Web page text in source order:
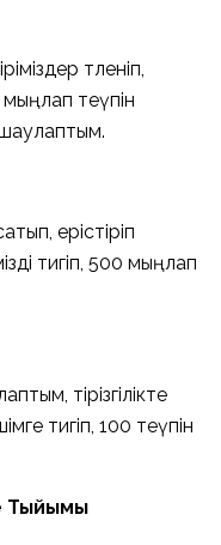
төленіп,
мыңлап теүпін
шаулаптым.
ерістіріп
тигіп, 500 мыңлап
тірізгілікте
тигіп, 100 теүпін
Тыйымы